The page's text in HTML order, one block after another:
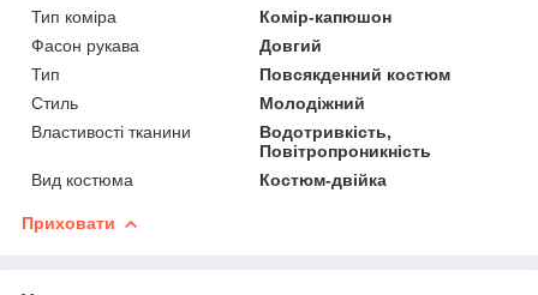
Тип коміра
Комір-капюшон
Фасон рукава
Довгий
Тип
Повсякденний костюм
Стиль
Молодіжний
Властивості тканини
Водотривкість,
Повітропроникність
Вид костюма
Костюм-двійка
Приховати